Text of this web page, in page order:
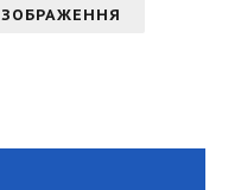
ЗОБРАЖЕННЯ